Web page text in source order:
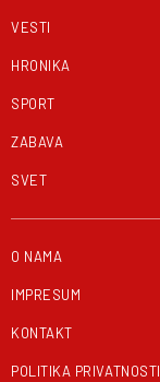
VESTI
HRONIKA
SPORT
ZABAVA
SVET
O NAMA
IMPRESUM
KONTAKT
POLITIKA PRIVATNOSTI